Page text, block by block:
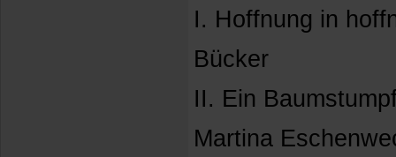
I. Hoffnung in
Bücker
II. Ein
Martina